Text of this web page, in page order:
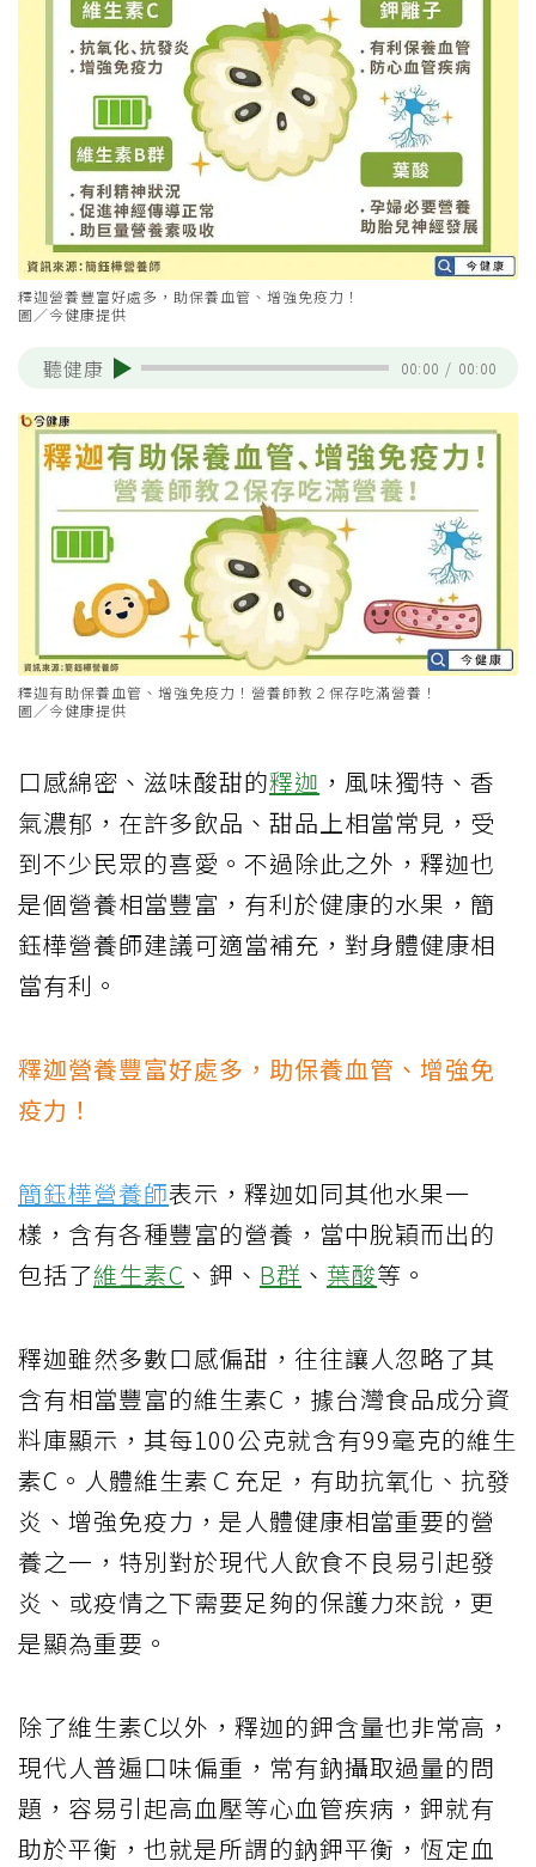
釋迦營養豐富好處多，助保養血管、增強免疫力！
圖／今健康提供
聽健康 00:00 / 00:00
釋迦有助保養血管、增強免疫力！營養師教２保存吃滿營養！
圖／今健康提供
口感綿密、滋味酸甜的釋迦 ，風味獨特、香
氣濃郁，在許多飲品、甜品上相當常見，受
到不少民眾的喜愛。不過除此之外，釋迦也
是個營養相當豐富，有利於健康的水果，簡
鈺樺營養師建議可適當補充，對身體健康相
當有利。
釋迦營養豐富好處多，助保養血管、增強免
疫力！
簡鈺樺營養師表示，釋迦如同其他水果一
樣，含有各種豐富的營養，當中脫穎而出的
包括了維生素C 、鉀、 B群 、 葉酸等。
釋迦雖然多數口感偏甜，往往讓人忽略了其
含有相當豐富的維生素C，據台灣食品成分資
料庫顯示，其每100公克就含有99毫克的維生
素C。人體維生素Ｃ充足，有助抗氧化、抗發
炎、增強免疫力，是人體健康相當重要的營
養之一，特別對於現代人飲食不良易引起發
炎、或疫情之下需要足夠的保護力來說，更
是顯為重要。
除了維生素C以外，釋迦的鉀含量也非常高，
現代人普遍口味偏重，常有鈉攝取過量的問
題，容易引起高血壓等心血管疾病，鉀就有
助於平衡，也就是所謂的鈉鉀平衡，恆定血